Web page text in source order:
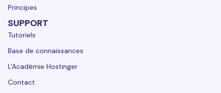
Principes
SUPPORT
Tutoriels
Base de connaissances
L'Académie Hostinger
Contact